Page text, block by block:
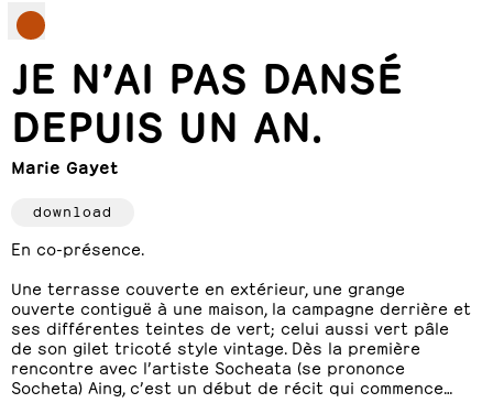
JE N’AI PAS DANSÉ
DEPUIS UN AN.
Marie Gayet
download
En co-présence.
Une terrasse couverte en extérieur, une grange
ouverte contiguë à une maison, la campagne derrière et
ses différentes teintes de vert; celui aussi vert pâle
de son gilet tricoté style vintage. Dès la première
rencontre avec l’artiste Socheata (se prononce
Socheta) Aing, c’est un début de récit qui commence…